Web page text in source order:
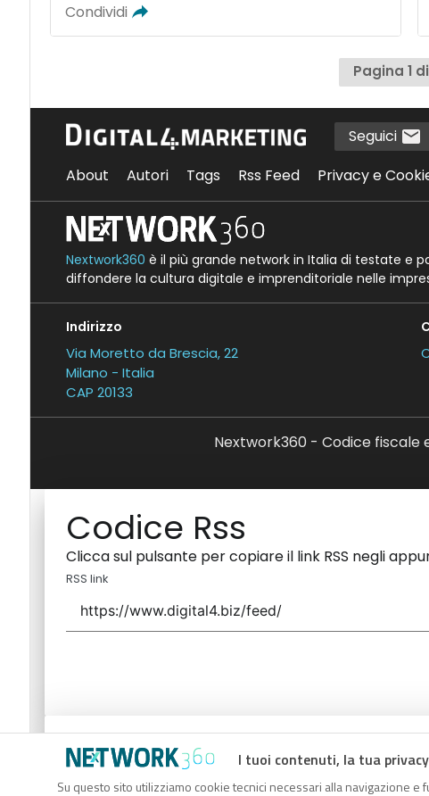
Condividi
Pagina 1
I tuoi contenuti, la tua
Su questo sito utilizziamo cookie tecnici necessari alla navigazione
Seguici
About
Autori Tags Rss Feed Privacy e
Nextwork360 è il più grande network in Italia di testate e
diffondere la cultura digitale e imprenditoriale nelle
Indirizzo
Via Moretto da Brescia, 22
Milano - Italia
CAP 20133
Nextwork360 - Codice fiscale e
Codice Rss
Clicca sul pulsante per copiare il link RSS negli
RSS link
Codice Rss
Clicca sul pulsante per copiare il link RSS negli